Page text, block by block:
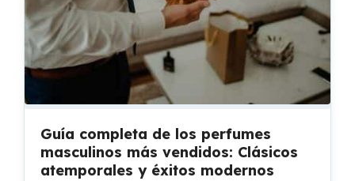
Guía completa de los perfumes
masculinos más vendidos: Clásicos
atemporales y éxitos modernos